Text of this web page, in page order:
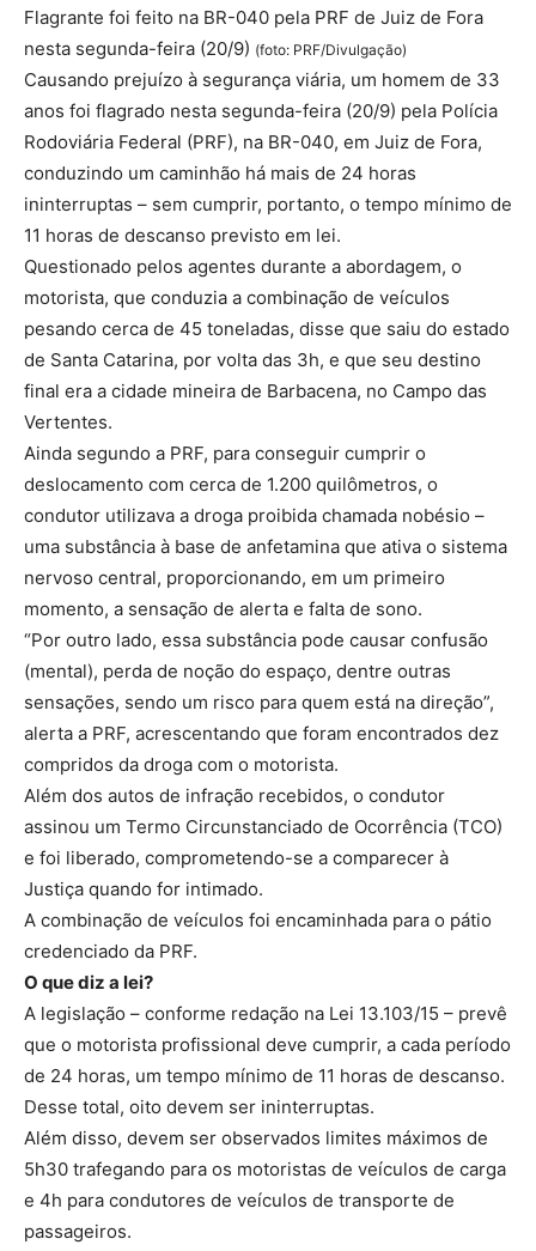
Flagrante foi feito na BR-040 pela PRF de Juiz de Fora
nesta segunda-feira (20/9) (foto: PRF/Divulgação)
Causando prejuízo à segurança viária, um homem de 33
anos foi flagrado nesta segunda-feira (20/9) pela Polícia
Rodoviária Federal (PRF), na BR-040, em Juiz de Fora,
conduzindo um caminhão há mais de 24 horas
ininterruptas – sem cumprir, portanto, o tempo mínimo de
11 horas de descanso previsto em lei.
Questionado pelos agentes durante a abordagem, o
motorista, que conduzia a combinação de veículos
pesando cerca de 45 toneladas, disse que saiu do estado
de Santa Catarina, por volta das 3h, e que seu destino
final era a cidade mineira de Barbacena, no Campo das
Vertentes.
Ainda segundo a PRF, para conseguir cumprir o
deslocamento com cerca de 1.200 quilômetros, o
condutor utilizava a droga proibida chamada nobésio –
uma substância à base de anfetamina que ativa o sistema
nervoso central, proporcionando, em um primeiro
momento, a sensação de alerta e falta de sono.
“Por outro lado, essa substância pode causar confusão
(mental), perda de noção do espaço, dentre outras
sensações, sendo um risco para quem está na direção”,
alerta a PRF, acrescentando que foram encontrados dez
compridos da droga com o motorista.
Além dos autos de infração recebidos, o condutor
assinou um Termo Circunstanciado de Ocorrência (TCO)
e foi liberado, comprometendo-se a comparecer à
Justiça quando for intimado.
A combinação de veículos foi encaminhada para o pátio
credenciado da PRF.
O que diz a lei?
A legislação – conforme redação na Lei 13.103/15 – prevê
que o motorista profissional deve cumprir, a cada período
de 24 horas, um tempo mínimo de 11 horas de descanso.
Desse total, oito devem ser ininterruptas.
Além disso, devem ser observados limites máximos de
5h30 trafegando para os motoristas de veículos de carga
e 4h para condutores de veículos de transporte de
passageiros.